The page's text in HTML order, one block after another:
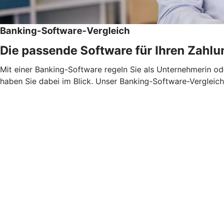
Banking-Software-Vergleich
Die passende Software für Ihren
Mit einer Banking-Software regeln Sie als Unternehmerin
haben Sie dabei im Blick. Unser Banking-Software-